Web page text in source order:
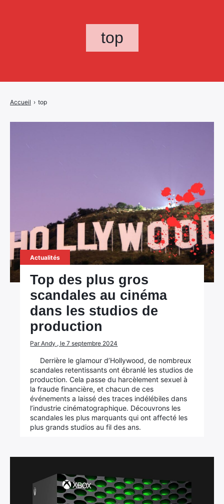
top
Accueil › top
Actualités
Top des plus gros
scandales au cinéma
dans les studios de
production
Par Andy , le 7 septembre 2024
Derrière le glamour d’Hollywood, de nombreux
scandales retentissants ont ébranlé les studios de
production. Cela passe du harcèlement sexuel à
la fraude financière, et chacun de ces
événements a laissé des traces indélébiles dans
l’industrie cinématographique. Découvrons les
scandales les plus marquants qui ont affecté les
plus grands studios au fil des ans.